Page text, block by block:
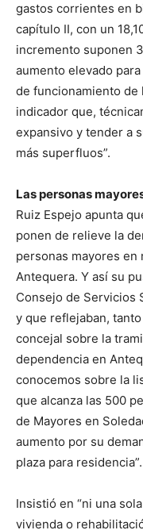
gastos corrientes en
capítulo II, con un
incremento suponen
aumento elevado
de funcionamiento de
indicador que,
expansivo y tender a
más superfluos”.
Las personas
Ruiz Espejo apunta
ponen de relieve la
personas mayores
Antequera. Y así su
Consejo de Servicios
y que reflejaban,
concejal sobre la
dependencia en
conocemos sobre la
que alcanza las 500
de Mayores en
aumento por su
plaza para residencia”.
Insistió en “ni una
vivienda o